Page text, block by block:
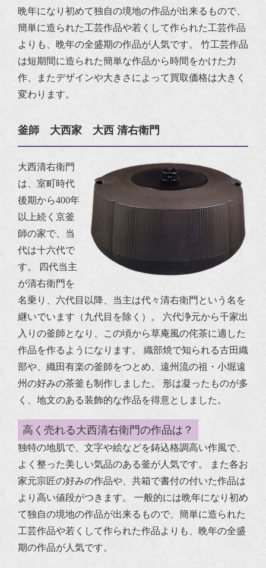
晩年になり初めて独自の境地の作品が出来るもので、
簡単に造られた工芸作品や若くして作られた工芸作品
よりも、晩年の全盛期の作品が人気です。
竹工芸作品
は短期間に造られた簡単な作品から時間をかけた力
作、またデザインや大きさによって買取価格は大きく
変わります。
釜師 大西家 大西 清右衛門
大西清右衛門
は、室町時代
後期から400年
以上続く京釜
師の家で、当
代は十六代で
す。
四代当主
が清右衛門を
名乗り、六代目以降、当主は代々清右衛門という名を
継いでいます（九代目を除く）。
六代浄元から千家出
入りの釜師となり、この頃から草庵風の侘茶に適した
作品を作るようになります。 織部焼で知られる古田織
部や、織田有楽の釜師をつとめ、遠州流の祖・小堀遠
州の好みの茶釜も制作しました。 形は凝ったものが多
く、地文のある装飾的な作品を得意としました。
高く売れる大西清右衛門の作品は？
独特の地肌で、文字や絵などを鋳込格調高い作風で、
よく整った美しい気品のある釜が人気です。
また各お
家元宗匠の好みの作品や、共箱で書付の付いた作品は
より高い値段がつきます。
一般的には晩年になり初め
て独自の境地の作品が出来るもので、簡単に造られた
工芸作品や若くして作られた作品よりも、晩年の全盛
期の作品が人気です。